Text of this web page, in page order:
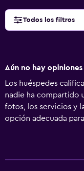
Todos los filtros
Aún no hay opiniones
Los huéspedes
nadie ha compartido
fotos, los servicios y
opción adecuada